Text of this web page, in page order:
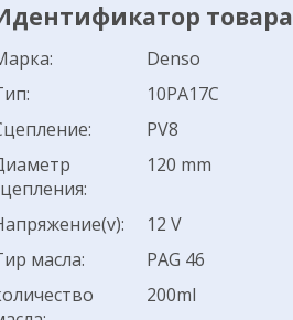
Denso
10PA17C
PV8
120 mm
12 V
масла:
PAG 46
200ml